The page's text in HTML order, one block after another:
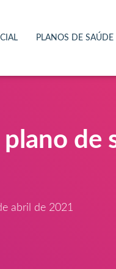
PLANOS DE SAÚDE
de
abril de 2021